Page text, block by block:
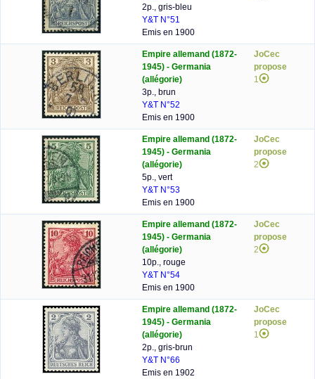
2p., gris-bleu
Y&T N°51
Emis en 1900
Empire allemand (1872-
1945) - Germania
(allégorie)
3p., brun
Y&T N°52
Emis en 1900
JoCec
propose
1
Empire allemand (1872-
1945) - Germania
(allégorie)
5p., vert
Y&T N°53
Emis en 1900
JoCec
propose
2
Empire allemand (1872-
1945) - Germania
(allégorie)
10p., rouge
Y&T N°54
Emis en 1900
JoCec
propose
2
Empire allemand (1872-
1945) - Germania
(allégorie)
2p., gris-brun
Y&T N°66
Emis en 1902
JoCec
propose
1